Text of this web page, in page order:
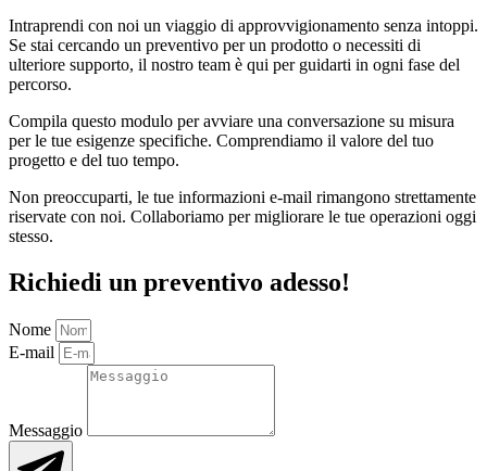
Intraprendi con noi un viaggio di approvvigionamento senza intoppi.
Se stai cercando un preventivo per un prodotto o necessiti di
ulteriore supporto, il nostro team è qui per guidarti in ogni fase del
percorso.
Compila questo modulo per avviare una conversazione su misura
per le tue esigenze specifiche. Comprendiamo il valore del tuo
progetto e del tuo tempo.
Non preoccuparti, le tue informazioni e-mail rimangono strettamente
riservate con noi. Collaboriamo per migliorare le tue operazioni oggi
stesso.
Richiedi un preventivo adesso!
Nome
E-mail
Messaggio